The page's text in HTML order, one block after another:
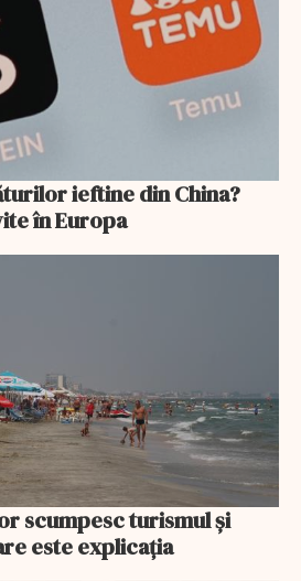
ieftine din China?
în Europa
scumpesc turismul și
este explicația